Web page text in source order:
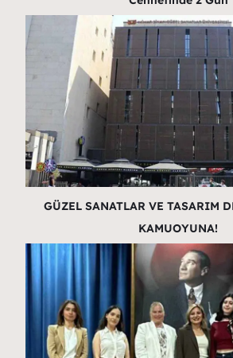
GÜZEL SANATLAR VE TASARIM
KAMUOYUNA!